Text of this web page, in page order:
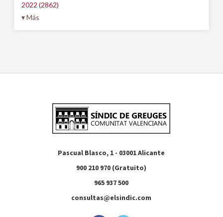
2022 (2862)
▾ Más
Pascual Blasco, 1 - 03001 Alicante
900 210 970 (Gratuito)
965 937 500
consultas@elsindic.com